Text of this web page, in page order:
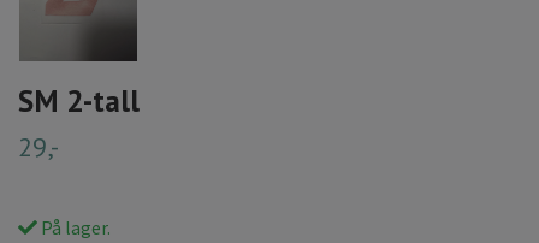
SM 2-tall
29,-
På lager.